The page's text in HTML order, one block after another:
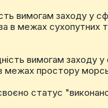
вимогам заходу у
в межах сухопутних
вимогам заходу у
межах простору
статус